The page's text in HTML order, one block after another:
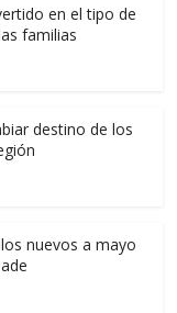
en el tipo de
familias
destino de los
nuevos a mayo